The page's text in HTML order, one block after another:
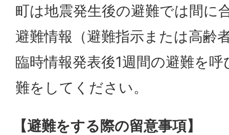
町は地震発生後の避難では間に
避難情報（避難指示または高齢
臨時情報発表後1週間の避難を
難をしてください。
【避難をする際の留意事項】